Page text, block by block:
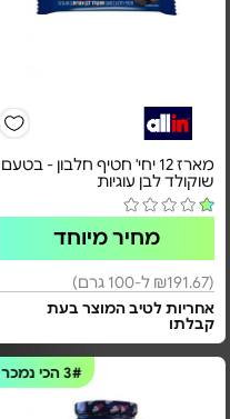
מארז 12 יחי' חטיף חלבון - בטעם
שוקולד לבן עוגיות
מחיר מיוחד
(₪191.67 ל-100 גרם)
אחריות לטיב המוצר בעת
קבלתו
3#הכי נמכר